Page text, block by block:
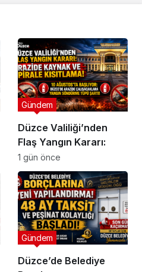
Düzce Valiliği’nden
Flaş Yangın Kararı:
Gündem
1 gün önce
Düzce’de Belediye
Gündem